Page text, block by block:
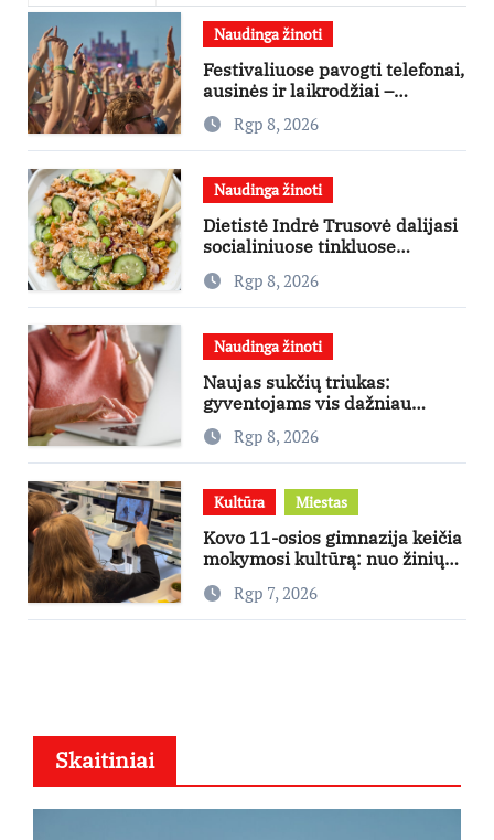
Naudinga žinoti
Festivaliuose pavogti telefonai,
ausinės ir laikrodžiai –
ekspertai primena apie
didžiausias finansines rizikas
Rgp 8, 2026
Naudinga žinoti
Dietistė Indrė Trusovė dalijasi
socialiniuose tinkluose
išpopuliarėjusiu lašišos salotų
receptuRgp 8, 2026
Naudinga žinoti
Naujas sukčių triukas:
gyventojams vis dažniau
skambina per „Viber“
Rgp 8, 2026
Kultūra Miestas
Kovo 11-osios gimnazija keičia
mokymosi kultūrą: nuo žinių
kaupimo – prie jų supratimo ir
taikymo
Rgp 7, 2026
Skaitiniai